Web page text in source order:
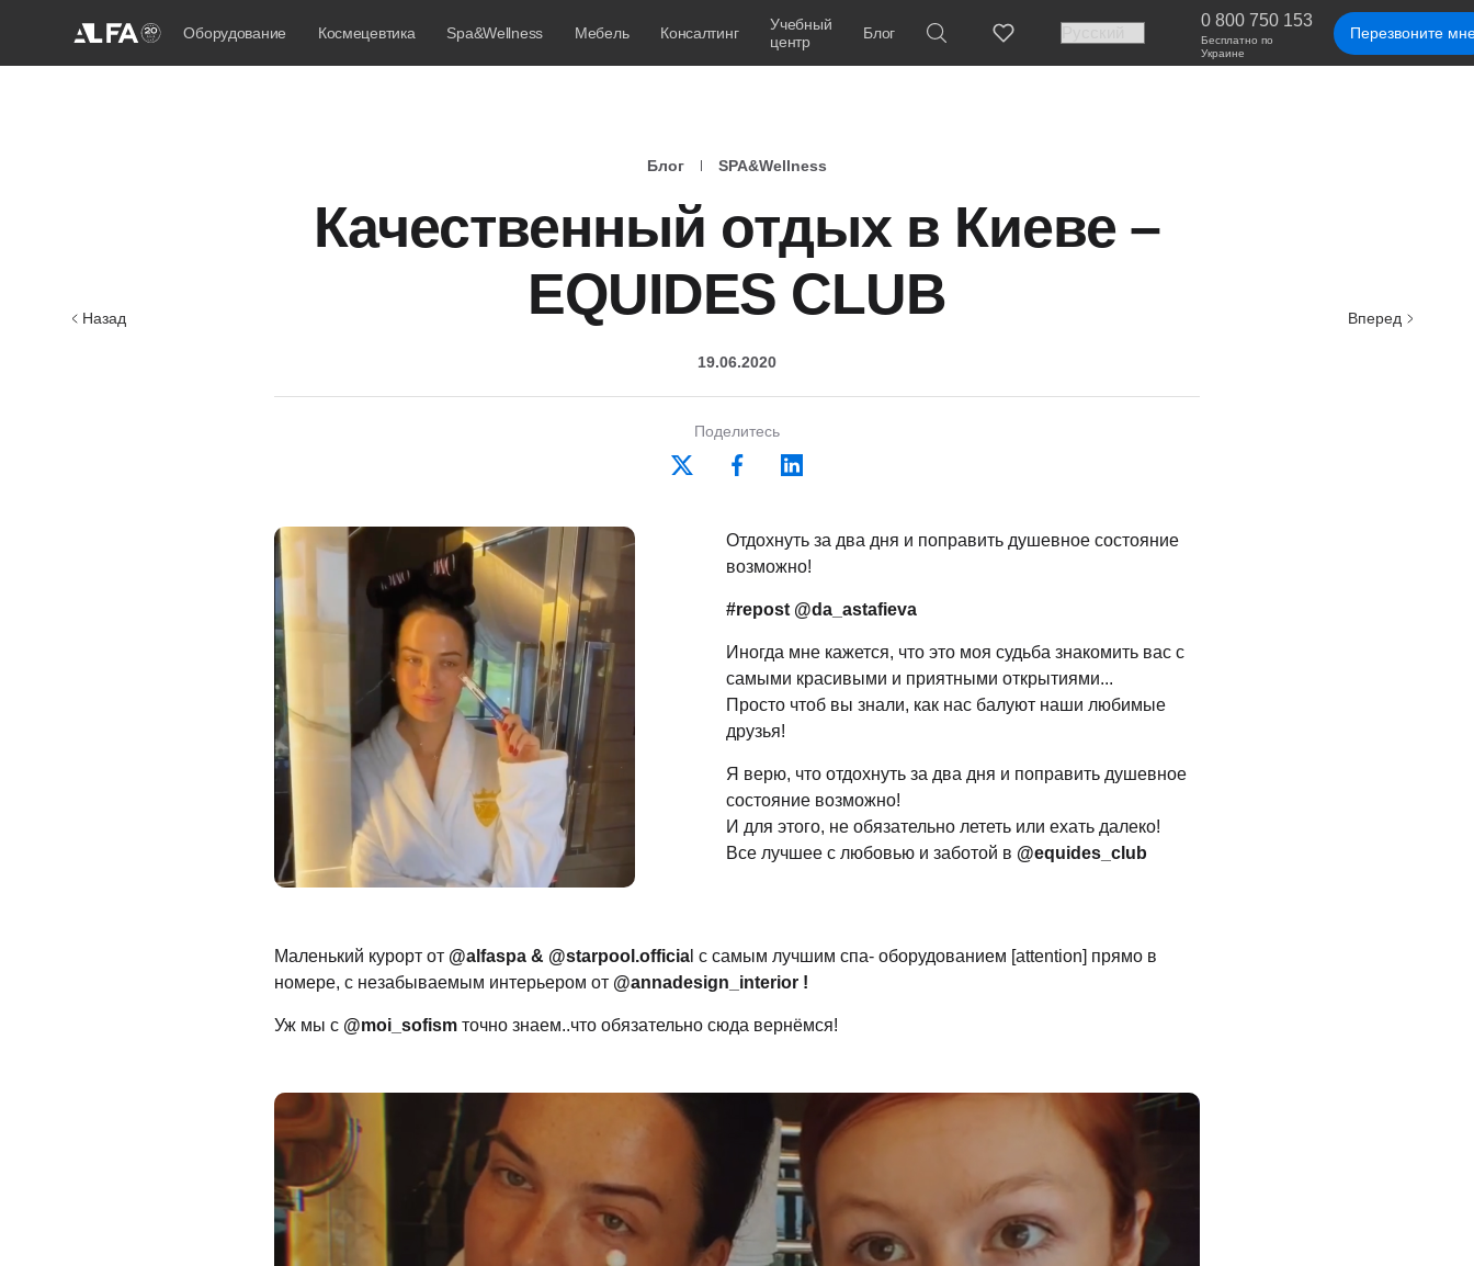
Оборудование Космецевтика Spa&Wellness Мебель Консалтинг
Учебный
центр
Блог
0 800 750 153
Бесплатно по
Украине
Перезвоните
Блог SPA&Wellness
Качественный отдых в Киеве –
EQUIDES CLUB
19.06.2020
Назад Вперед
Поделитесь
Отдохнуть за два дня и поправить душевное состояние
возможно!
#repost @da_astafieva
Иногда мне кажется, что это моя судьба знакомить вас c
самыми красивыми и приятными открытиями...
Просто чтоб вы знали, как нас балуют наши любимые
друзья!
Я верю, что отдохнуть за два дня и поправить душевное
состояние возможно!
И для этого, не обязательно лететь или ехать далеко!
Все лучшее с любовью и заботой в @equides_club
Маленький курорт от@alfaspa & @starpool.official с самым лучшим спа- оборудованием [attention] прямо в
номере, с незабываемым интерьером от @annadesign_interior !
Уж мы с @moi_sofismточно знаем..что обязательно сюда вернёмся!